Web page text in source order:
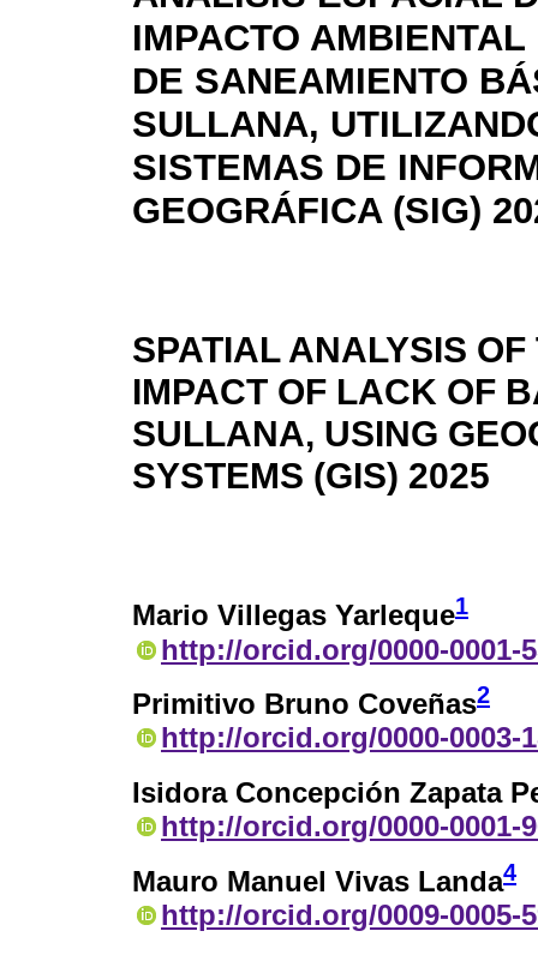
IMPACTO AMBIENTAL
DE SANEAMIENTO
SULLANA,
SISTEMAS DE
GEOGRÁFICA (SIG)
SPATIAL ANALYSIS
IMPACT OF LACK OF
SULLANA, USING
SYSTEMS (GIS) 2025
Mario Villegas Yarleque1
http://orcid.org/0000-0001-
Primitivo Bruno Coveñas2
http://orcid.org/0000-0003-
Isidora Concepción Zapata
http://orcid.org/0000-0001-
Mauro Manuel Vivas Landa4
http://orcid.org/0009-0005-